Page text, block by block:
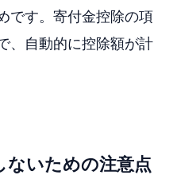
です。寄付金控除の項
、自動的に控除額が計
ないための注意点